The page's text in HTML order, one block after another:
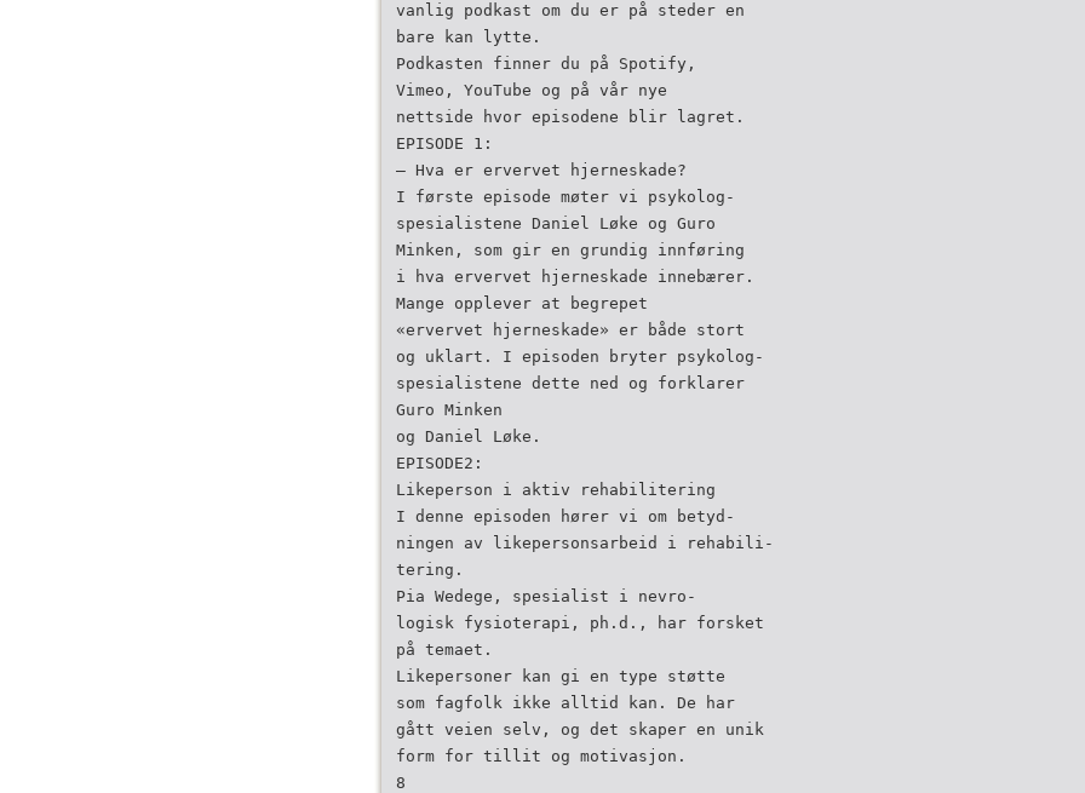
vanlig podkast om du er på steder en
bare kan lytte.
Podkasten finner du på Spotify,
Vimeo, YouTube og på vår nye
nettside hvor episodene blir lagret.
EPISODE 1:
– Hva er ervervet hjerneskade?
I første episode møter vi psykolog-
spesialistene Daniel Løke og Guro
Minken, som gir en grundig innføring
i hva ervervet hjerneskade innebærer.
Mange opplever at begrepet
«ervervet hjerneskade» er både stort
og uklart. I episoden bryter psykolog-
spesialistene dette ned og forklarer
Guro Minken
og Daniel Løke.
EPISODE2:
Likeperson i aktiv rehabilitering
I denne episoden hører vi om betyd-
ningen av likepersonsarbeid i rehabili-
tering.
Pia Wedege, spesialist i nevro-
logisk fysioterapi, ph.d., har forsket
på temaet.
Likepersoner kan gi en type støtte
som fagfolk ikke alltid kan. De har
gått veien selv, og det skaper en unik
form for tillit og motivasjon.
8